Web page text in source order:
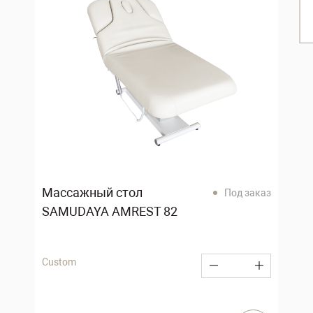
Массажный стол
SAMUDAYA AMREST 82
Под заказ
Custom